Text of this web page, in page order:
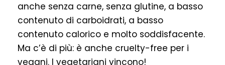
anche senza carne, senza glutine, a basso
contenuto di carboidrati, a basso
contenuto calorico e molto soddisfacente.
Ma c’è di più: è anche cruelty-free per i
vegani. I vegetariani vincono!